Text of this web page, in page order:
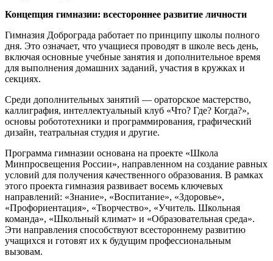
Концепция гимназии: всестороннее развитие личности
Гимназия Доброграда работает по принципу школы полного
дня. Это означает, что учащиеся проводят в школе весь день,
включая основные учебные занятия и дополнительное время
для выполнения домашних заданий, участия в кружках и
секциях.
Среди дополнительных занятий — ораторское мастерство,
каллиграфия, интеллектуальный клуб «Что? Где? Когда?»,
основы робототехники и программирования, графический
дизайн, театральная студия и другие.
Программа гимназии основана на проекте «Школа
Минпросвещения России», направленном на создание равных
условий для получения качественного образования. В рамках
этого проекта гимназия развивает восемь ключевых
направлений: «Знание», «Воспитание», «Здоровье»,
«Профориентация», «Творчество», «Учитель. Школьная
команда», «Школьный климат» и «Образовательная среда».
Эти направления способствуют всестороннему развитию
учащихся и готовят их к будущим профессиональным
вызовам.